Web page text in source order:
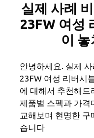
실제 사례
23FW 여성
이
안녕하세요. 실제
23FW 여성 리버시
에 대해서 추천해드
제품별 스펙과 가격
교해보며 현명한 구
습니다